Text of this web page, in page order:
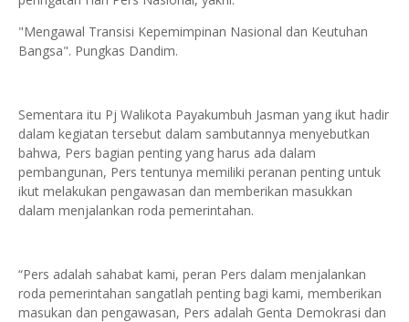
"Mengawal Transisi Kepemimpinan Nasional dan Keutuhan
Bangsa". Pungkas Dandim.
Sementara itu Pj Walikota Payakumbuh Jasman yang ikut hadir
dalam kegiatan tersebut dalam sambutannya menyebutkan
bahwa, Pers bagian penting yang harus ada dalam
pembangunan, Pers tentunya memiliki peranan penting untuk
ikut melakukan pengawasan dan memberikan masukkan
dalam menjalankan roda pemerintahan.
“Pers adalah sahabat kami, peran Pers dalam menjalankan
roda pemerintahan sangatlah penting bagi kami, memberikan
masukan dan pengawasan, Pers adalah Genta Demokrasi dan